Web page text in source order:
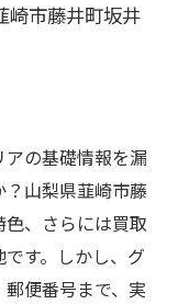
崎市藤井町坂井
の基礎情報を漏
山梨県韮崎市藤
、さらには買取
す。しかし、グ
便番号まで、実